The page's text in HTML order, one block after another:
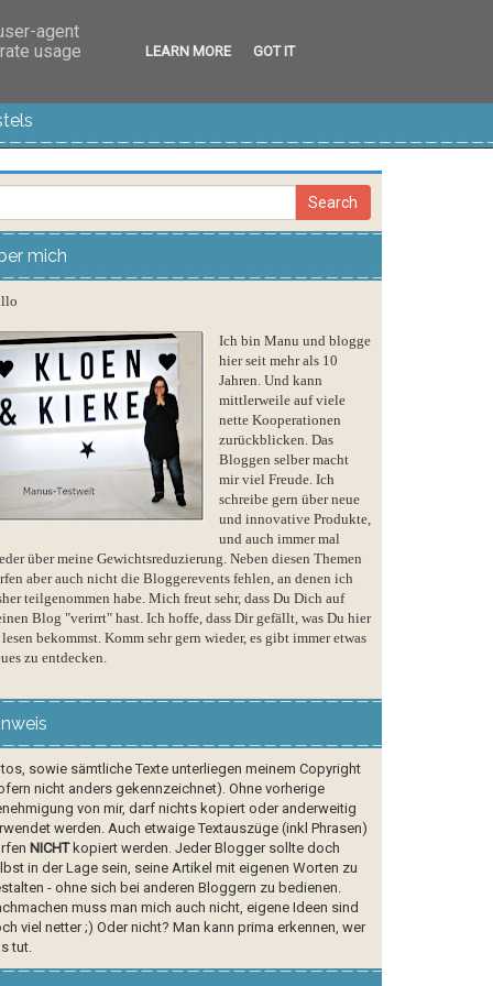
mich
Ich bin Manu und blogge
hier seit mehr als 10
Jahren. Und kann
mittlerweile auf viele
nette Kooperationen
zurückblicken. Das
Bloggen selber macht
mir viel Freude. Ich
schreibe gern über neue
und innovative Produkte,
und auch immer mal
über meine Gewichtsreduzierung. Neben diesen Themen
aber auch nicht die Bloggerevents fehlen, an denen ich
teilgenommen habe. Mich freut sehr, dass Du Dich auf
Blog "verirrt" hast. Ich hoffe, dass Dir gefällt, was Du hier
bekommst. Komm sehr gern wieder, es gibt immer etwas
zu entdecken.
sowie sämtliche Texte unterliegen meinem Copyright
nicht anders gekennzeichnet). Ohne vorherige
von mir, darf nichts kopiert oder anderweitig
werden. Auch etwaige Textauszüge (inkl Phrasen)
NICHTkopiert werden. Jeder Blogger sollte doch
in der Lage sein, seine Artikel mit eigenen Worten zu
- ohne sich bei anderen Bloggern zu bedienen.
muss man mich auch nicht, eigene Ideen sind
viel netter ;) Oder nicht? Man kann prima erkennen, wer
tut.
agent
usage
LEARN MORE GOT IT